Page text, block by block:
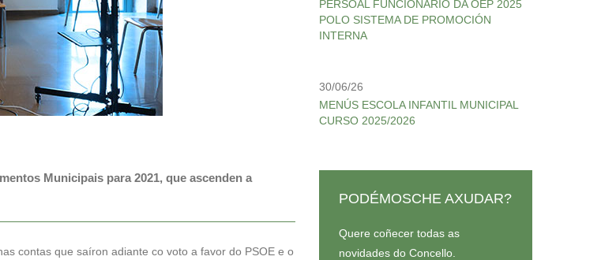
Municipais para 2021, que ascenden a
contas que saíron adiante co voto a favor do PSOE e o
PERSOAL FUNCIONARIO DA OEP 2025
POLO SISTEMA DE PROMOCIÓN
INTERNA
30/06/26
MENÚS ESCOLA INFANTIL MUNICIPAL
CURSO 2025/2026
PODÉMOSCHE AXUDAR?
Quere coñecer todas as
novidades do Concello.